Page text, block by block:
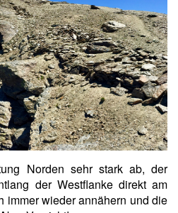
Norden sehr stark ab, der
der Westflanke direkt am
immer wieder annähern und die